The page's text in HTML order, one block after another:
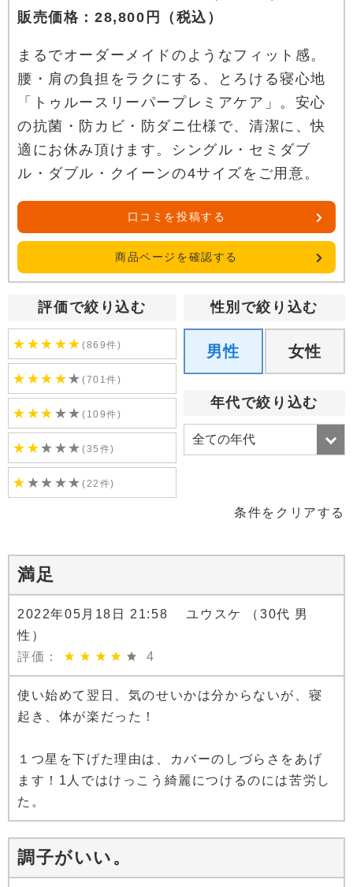
販売価格： 28,800 円 （税込）
まるでオーダーメイドのようなフィット感。
腰・肩の負担をラクにする、とろける寝心地
「トゥルースリーパープレミアケア」。安心
の抗菌・防カビ・防ダニ仕様で、清潔に、快
適にお休み頂けます。シングル・セミダブ
ル・ダブル・クイーンの4サイズをご用意。
口コミを投稿する
商品ページを確認する
評価で絞り込む
★ ★★ ★★(869件)
★ ★★ ★★(701件)
★ ★★ ★★(109件)
★ ★★ ★★(35件)
★ ★★ ★★(22件)
性別で絞り込む
男性 女性
年代で絞り込む
条件をクリアする
満足
2022年05月18日 21:58 ユウスケ （30代 男
性）
評価：
4
使い始めて翌日、気のせいかは分からないが、寝
起き、体が楽だった！
１つ星を下げた理由は、カバーのしづらさをあげ
ます！1人ではけっこう綺麗につけるのには苦労し
た。
調子がいい。